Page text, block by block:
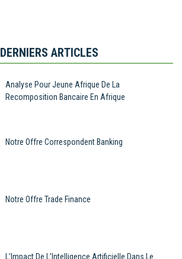
DERNIERS ARTICLES
Analyse Pour Jeune Afrique De La
Recomposition Bancaire En Afrique
Notre Offre Correspondent Banking
Notre Offre Trade Finance
L’Impact De L’Intelligence Artificielle Dans Le